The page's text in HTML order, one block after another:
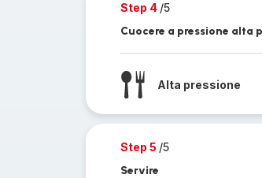
Step 4 /5
Cuocere a pressione alta
Alta pressione
Step 5 /5
Servire